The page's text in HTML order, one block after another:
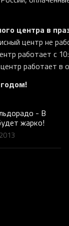
центра в
центр не
работает с
работает в
- В
жарко!
22
Razer
Black